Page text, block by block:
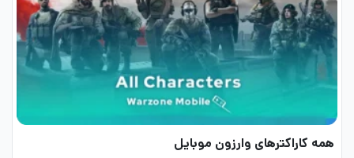
همه کاراکترهای وارزون موبایل